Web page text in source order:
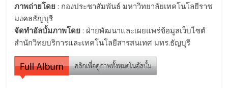
ภาพถ่ายโดย : กองประชาสัมพันธ์ มหาวิทยาลัยเทคโนโลยีราช
มงคลธัญบุรี
จัดทำอัลบั้มภาพโดย : ฝ่ายพัฒนาและเผยแพร่ข้อมูลเว็บไซต์
สำนักวิทยบริการและเทคโนโลยีสารสนเทศ มทร.ธัญบุรี